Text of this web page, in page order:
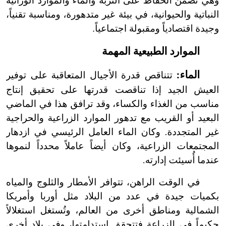
النباتية والحيوانية، في بيئة غير متدهورة، ومناسبة تقنياً،
وجيدة اقتصادياً ومقبولة اجتماعياً.
الموارد الطبيعية المهمة
الماء: تتناقص قدرة الأجيال المتعاقبة على توفير
العيش الجيد إذا تناقصت قدرتها على تحقيق إنتاج
مناسب من الغذاء والكساء، وقد ترافق هذا في الماضي
البعيد أو القريب مع تدهور الموارد الزراعية والحراجية
غير المتجددة. وكان الماء العامل الرئيسي في ازدهار
المجتمعات الزراعية، وكان أيضاً عاملاً محدداً لنموها
عندما أُسيئت إدارته.
في الوقت الراهن، تتوافر الأمطار والثلوج والمياه
بكميات جيدة في عدد من البلاد مثل أوربا وأمريكا
الشمالية ومناطق أخرى من العالم، وتُستغل استغلالاً